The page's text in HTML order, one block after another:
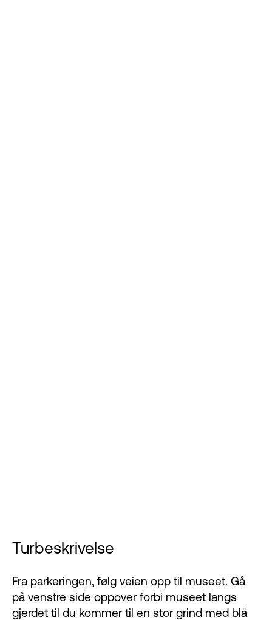
Turbeskrivelse
Fra parkeringen, følg veien opp til museet. Gå
på venstre side oppover forbi museet langs
gjerdet til du kommer til en stor grind med blå